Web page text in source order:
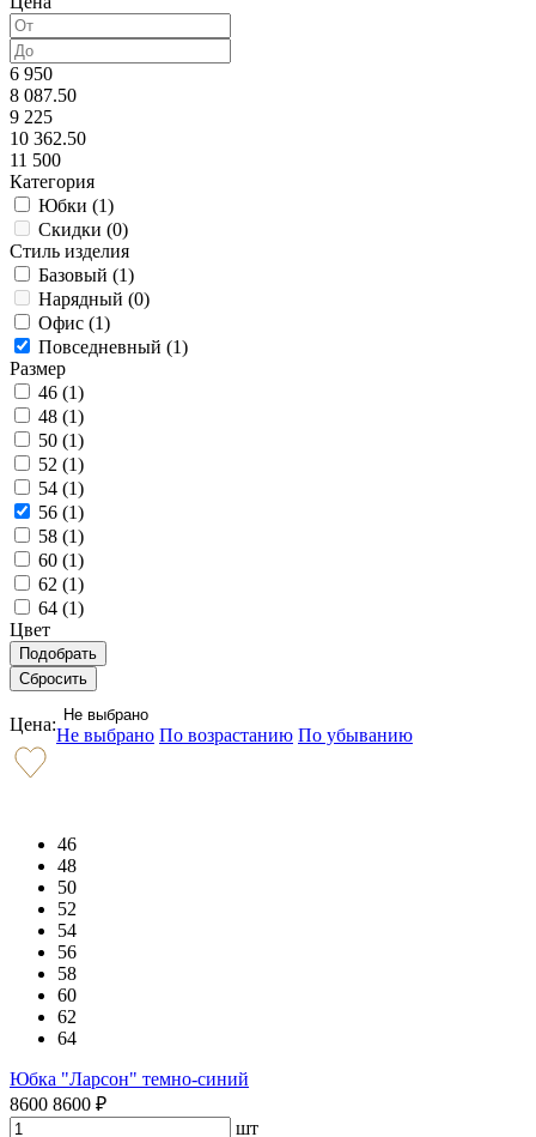
6 950
8 087.50
9 225
10 362.50
11 500
Категория
Юбки (1)
Скидки (0)
Стиль изделия
Базовый (1)
Нарядный (0)
Офис (1)
Повседневный (1)
Размер
46 (1)
48 (1)
50 (1)
52 (1)
54 (1)
56 (1)
58 (1)
60 (1)
62 (1)
64 (1)
Цвет
Цена: Не выбрано
Не выбрано По возрастанию По убыванию
46
48
50
52
54
56
58
60
62
64
Юбка "Ларсон" темно-синий
8600 8600 ₽
шт